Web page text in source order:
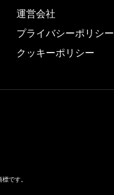
運営会社
プライバシーポリシー
クッキーポリシー
です。